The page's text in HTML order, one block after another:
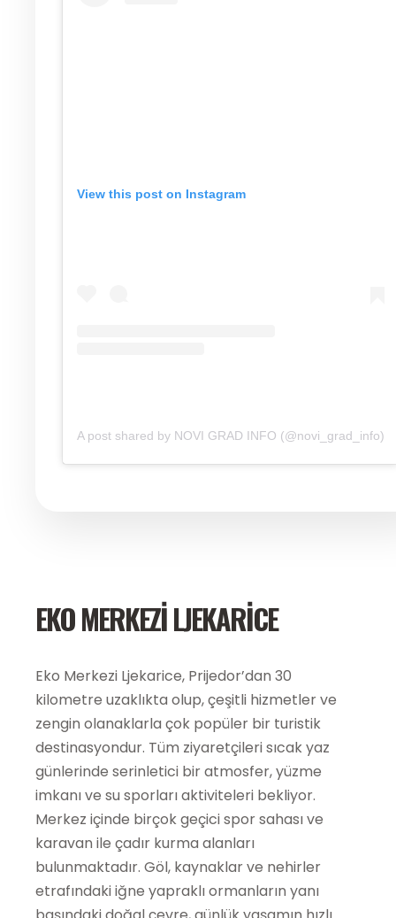
View this post on Instagram
A post shared by NOVI GRAD INFO (@novi_grad_info)
EKO MERKEZI LJEKARICE
Eko Merkezi Ljekarice, Prijedor’dan 30
kilometre uzaklıkta olup, çeşitli hizmetler ve
zengin olanaklarla çok popüler bir turistik
destinasyondur. Tüm ziyaretçileri sıcak yaz
günlerinde serinletici bir atmosfer, yüzme
imkanı ve su sporları aktiviteleri bekliyor.
Merkez içinde birçok geçici spor sahası ve
karavan ile çadır kurma alanları
bulunmaktadır. Göl, kaynaklar ve nehirler
etrafındaki iğne yapraklı ormanların yanı